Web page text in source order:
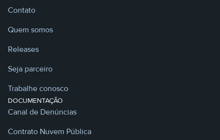
Contato
Quem somos
Releases
Seja parceiro
Trabalhe conosco
DOCUMENTAÇÃO
Canal de Denúncias
Contrato Nuvem Pública